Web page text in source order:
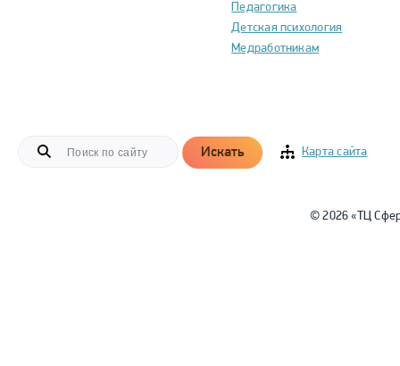
Педагогика
Детская психология
Медработникам
Искать Карта сайта
© 2026 «ТЦ